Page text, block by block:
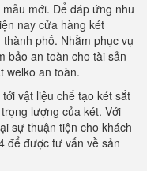
mới. Để đáp ứng nhu
nay cửa hàng két
phố. Nhằm phục vụ
bảo an toàn cho tài sản
welko an toàn.
vật liệu chế tạo két sắt
lượng của két. Với
sự thuận tiện cho khách
để được tư vấn về sản